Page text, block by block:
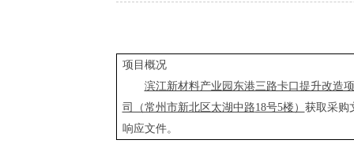
项目概况
滨江新材料产业园东港三路卡口提升改造
司（常州市新北区太湖中路18号5楼） 获取采购
响应文件。